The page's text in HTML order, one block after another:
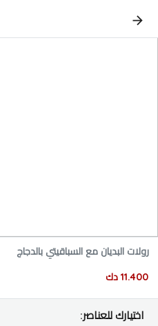
رولات البديان مع السباقيتي بالدجاج
11.400 دك
اختيارك للعناصر: